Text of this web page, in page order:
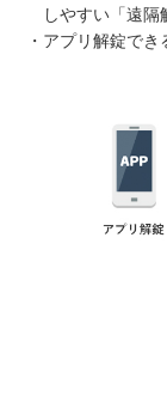
しやすい「遠隔
・アプリ解錠で